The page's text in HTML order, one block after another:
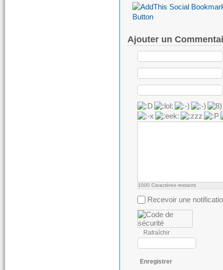
Ajouter un
1000 Caractères restants
Recevoir une
Rafraîchir
Enregistrer